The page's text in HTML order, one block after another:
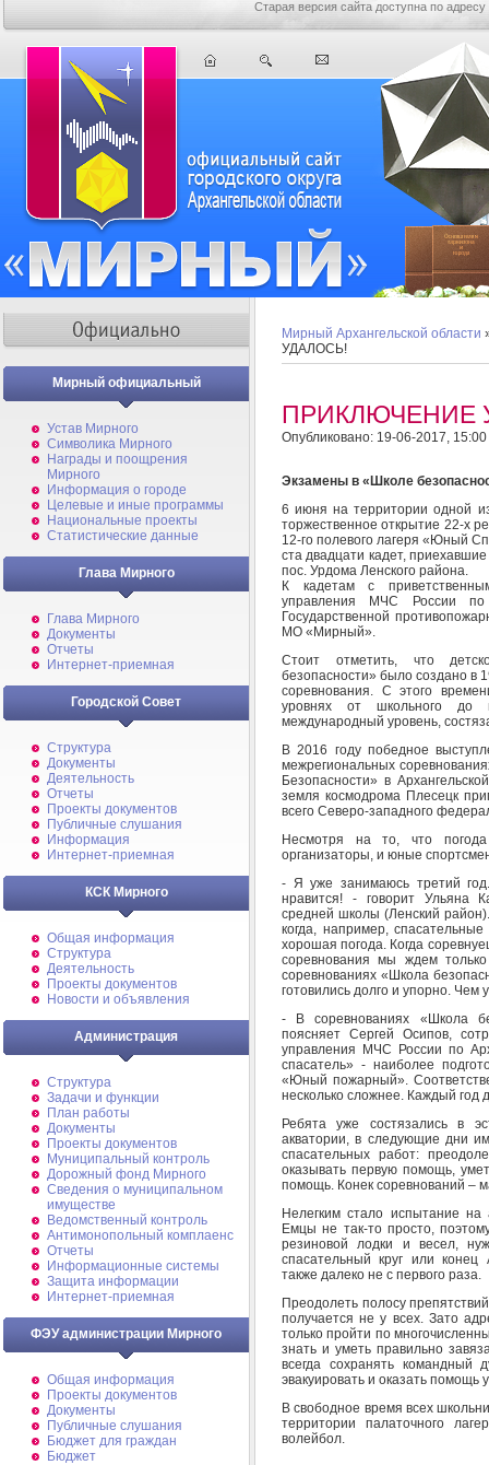
Старая версия сайта доступна по адресу
Мирный официальный
Устав Мирного
Символика Мирного
Награды и поощрения
Мирного
Информация о городе
Целевые и иные программы
Национальные проекты
Статистические данные
Глава Мирного
Глава Мирного
Документы
Отчеты
Интернет-приемная
Городской Совет
Структура
Документы
Деятельность
Отчеты
Проекты документов
Публичные слушания
Информация
Интернет-приемная
КСК Мирного
Общая информация
Структура
Деятельность
Проекты документов
Новости и объявления
Администрация
Структура
Задачи и функции
План работы
Документы
Проекты документов
Муниципальный контроль
Дорожный фонд Мирного
Cведения о муниципальном
имуществе
Ведомственный контроль
Антимонопольный комплаенс
Отчеты
Информационные системы
Защита информации
Интернет-приемная
ФЭУ администрации Мирного
Общая информация
Проекты документов
Документы
Публичные слушания
Бюджет для граждан
Бюджет
Мирный Архангельской области
УДАЛОСЬ!
ПРИКЛЮЧЕНИЕ
Опубликовано: 19-06-2017, 15:00
Экзамены в «Школе
6 июня на территории одной
торжественное открытие 22-х
12-го полевого лагеря «Юный
ста двадцати кадет,
пос. Урдома Ленского района.
К кадетам с
управления МЧС России по
Государственной
МО «Мирный».
Стоит отметить, что
безопасности» было создано в
соревнования. С этого
уровнях от школьного до
международный уровень,
В 2016 году победное
межрегиональных
Безопасности» в
земля космодрома Плесецк
всего Северо-западного
Несмотря на то, что
организаторы, и юные
- Я уже занимаюсь третий
нравится! - говорит Ульяна
средней школы (Ленский
когда, например,
хорошая погода. Когда
соревнования мы ждем
соревнованиях «Школа
готовились долго и упорно. Чем
- В соревнованиях «Школа
поясняет Сергей Осипов,
управления МЧС России по
спасатель» - наиболее
«Юный пожарный».
несколько сложнее. Каждый год
Ребята уже состязались в
акватории, в следующие дни
спасательных работ:
оказывать первую помощь,
помощь. Конек соревнований –
Нелегким стало испытание
Емцы не так-то просто,
резиновой лодки и весел,
спасательный круг или конец
также далеко не с первого раза.
Преодолеть полосу
получается не у всех. Зато
только пройти по
знать и уметь правильно
всегда сохранять командный
эвакуировать и оказать помощь
В свободное время всех
территории палаточного
волейбол.